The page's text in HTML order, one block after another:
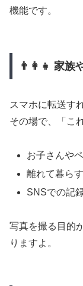
機能です。
👨‍👩‍👧 家族
スマホに転送す
その場で、「こ
お子さんや
離れて暮ら
SNSでの記
写真を撮る目的
りますよ。